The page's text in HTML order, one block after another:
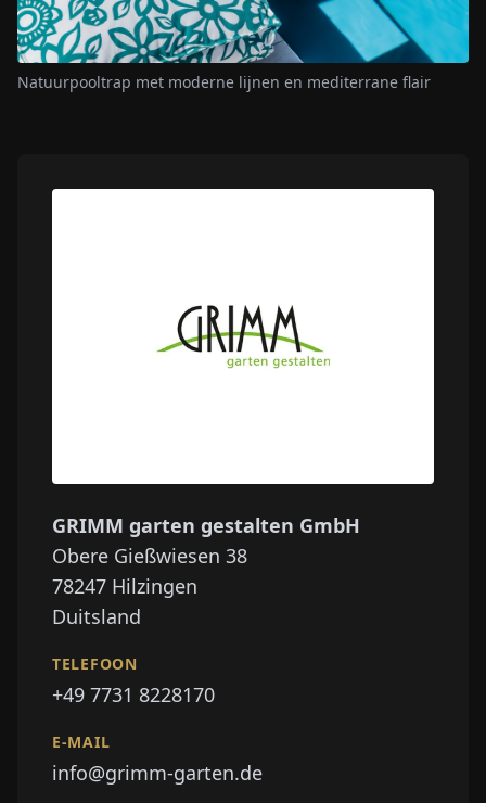
Natuurpooltrap met moderne lijnen en mediterrane flair
GRIMM garten gestalten GmbH
Obere Gießwiesen 38
78247 Hilzingen
Duitsland
TELEFOON
+49 7731 8228170
E-MAIL
info@grimm-garten.de